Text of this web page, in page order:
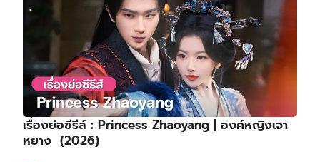
เรื่องย่อซีรีส์ : Princess Zhaoyang | องค์หญิงเจา
หยาง (2026)